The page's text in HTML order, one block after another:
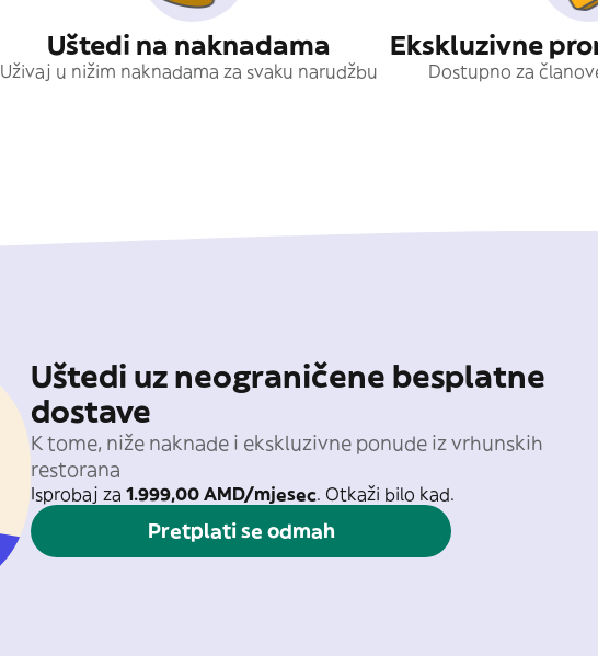
Uštedi na naknadama
Uživaj u nižim naknadama za svaku narudžbu
Ekskluzivne
Dostupno za
Uštedi uz neograničene besplatne
dostave
K tome, niže naknade i ekskluzivne ponude iz vrhunskih
restorana
Isprobaj za 1.999,00 AMD/mjesec. Otkaži bilo kad.
Pretplati se odmah